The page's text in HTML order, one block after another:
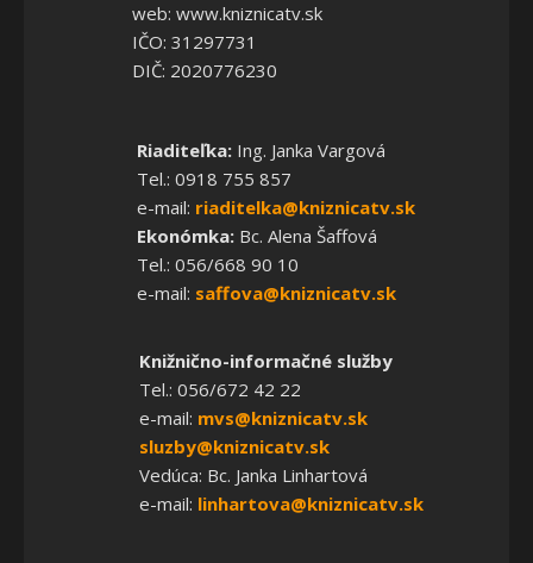
web: www.kniznicatv.sk
IČO: 31297731
DIČ: 2020776230
Riaditeľka:Ing. Janka Vargová
Tel.: 0918 755 857
e-mail: riaditelka@kniznicatv.sk
Ekonómka:Bc. Alena Šaffová
Tel.: 056/668 90 10
e-mail: saffova@kniznicatv.sk
Knižnično-informačné služby
Tel.: 056/672 42 22
e-mail: mvs@kniznicatv.sk
sluzby@kniznicatv.sk
Vedúca: Bc. Janka Linhartová
e-mail: linhartova@kniznicatv.sk